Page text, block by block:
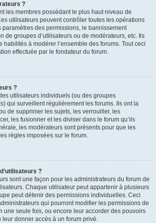
?
les membres possédant le plus haut niveau de
utilisateurs peuvent contrôler toutes les opérations
paramètres des permissions, le bannissement
de groupes d’utilisateurs ou de modérateurs, etc. Ils
habilités à modérer l’ensemble des forums. Tout ceci
effectuée par le fondateur du forum.
?
utilisateurs individuels (ou des groupes
qui surveillent régulièrement les forums. Ils ont la
de supprimer les sujets, les verrouiller, les
les fusionner et les diviser dans le forum qu’ils
les modérateurs sont présents pour que les
règles imposées sur le forum.
?
sont une façon pour les administrateurs du forum de
Chaque utilisateur peut appartenir à plusieurs
peut détenir des permissions individuelles. Ceci
qui pourront modifier les permissions de
une seule fois, ou encore leur accorder des pouvoirs
donner accès à un forum privé.